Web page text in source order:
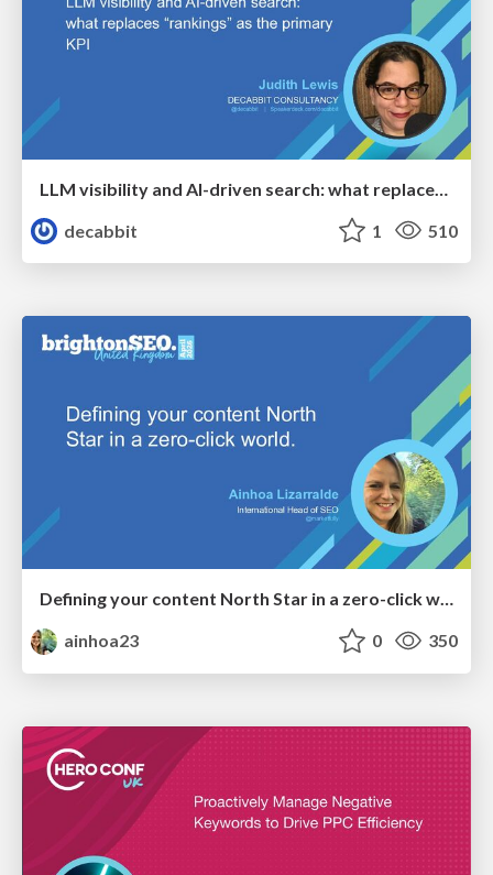
decabbit
1 510
Defining your content North Star in a zero-click world
ainhoa23
0 350